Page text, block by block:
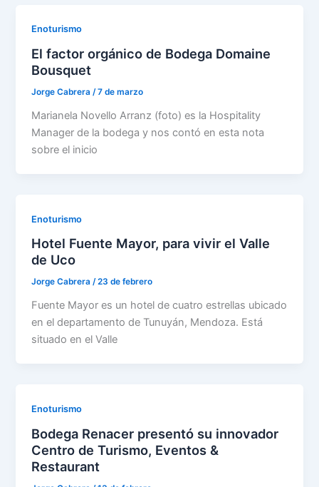
Enoturismo
El factor orgánico de Bodega Domaine
Bousquet
Jorge Cabrera/7 de marzo
Marianela Novello Arranz (foto) es la Hospitality
Manager de la bodega y nos contó en esta nota
sobre el inicio
Enoturismo
Hotel Fuente Mayor, para vivir el Valle
de Uco
Jorge Cabrera/23 de febrero
Fuente Mayor es un hotel de cuatro estrellas ubicado
en el departamento de Tunuyán, Mendoza. Está
situado en el Valle
Enoturismo
Bodega Renacer presentó su innovador
Centro de Turismo, Eventos &
Restaurant